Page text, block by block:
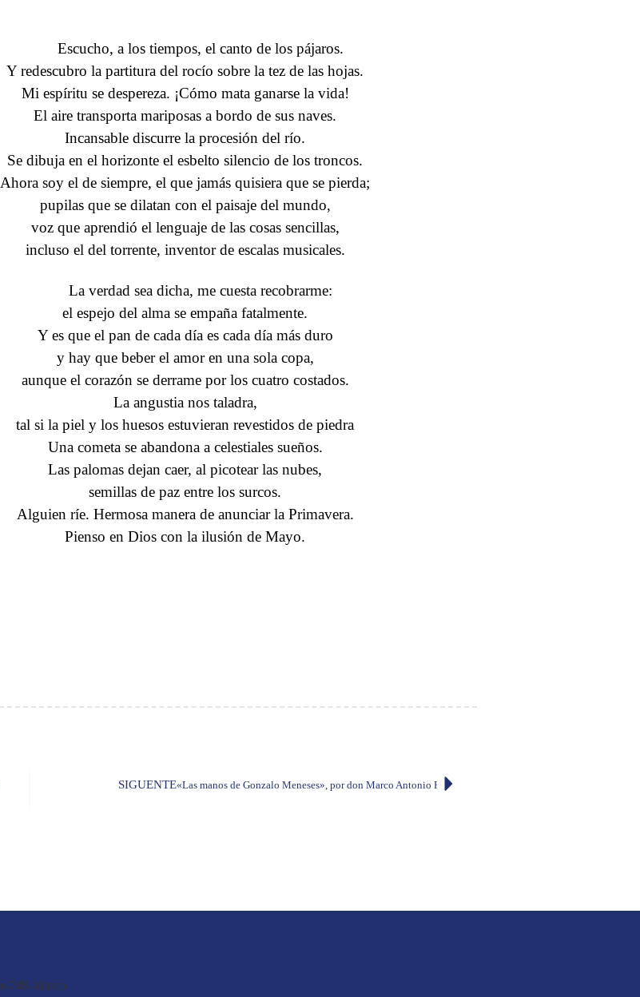
Escucho, a los tiempos, el canto de los pájaros.
Y redescubro la partitura del rocío sobre la tez de las hojas.
Mi espíritu se despereza. ¡Cómo mata ganarse la vida!
El aire transporta mariposas a bordo de sus naves.
Incansable discurre la procesión del río.
Se dibuja en el horizonte el esbelto silencio de los troncos.
Ahora soy el de siempre, el que jamás quisiera que se pierda;
pupilas que se dilatan con el paisaje del mundo,
voz que aprendió el lenguaje de las cosas sencillas,
incluso el del torrente, inventor de escalas musicales.
La verdad sea dicha, me cuesta recobrarme:
el espejo del alma se empaña fatalmente.
Y es que el pan de cada día es cada día más duro
y hay que beber el amor en una sola copa,
aunque el corazón se derrame por los cuatro costados.
La angustia nos taladra,
tal si la piel y los huesos estuvieran revestidos de piedra
Una cometa se abandona a celestiales sueños.
Las palomas dejan caer, al picotear las nubes,
semillas de paz entre los surcos.
Alguien ríe. Hermosa manera de anunciar la Primavera.
Pienso en Dios con la ilusión de Mayo.
SIGUENTE«Las manos de Gonzalo Meneses», por don Marco Antonio Rodríguez